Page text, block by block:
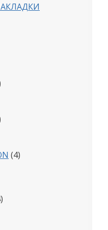
4товара
товара